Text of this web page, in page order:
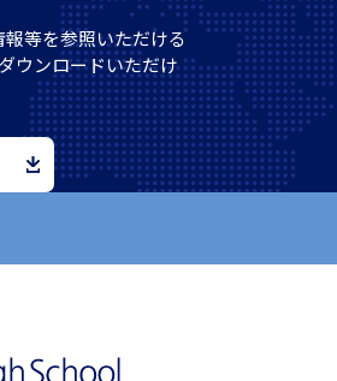
報等を参照いただける
ウンロードいただけ